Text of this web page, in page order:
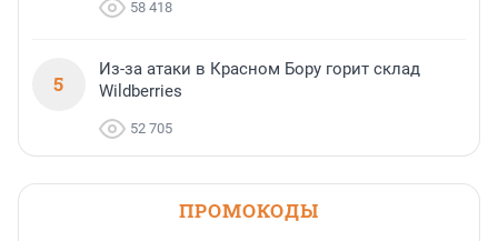
58 418
5
Из-за атаки в Красном Бору горит склад
Wildberries
52 705
ПРОМОКОДЫ